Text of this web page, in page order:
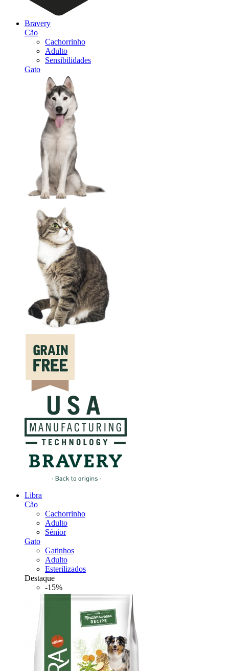
Bravery
Cão
Cachorrinho
Adulto
Sensibilidades
Gato
Libra
Cão
Cachorrinho
Adulto
Sénior
Gato
Gatinhos
Adulto
Esterilizados
Destaque
-15%